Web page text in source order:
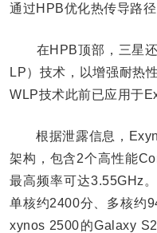
通过HPB优化热传导路
在HPB顶部，三星还
LP）技术，以增强耐热
WLP技术此前已应用于
根据泄露信息，
架构，包含2个高性能
最高频率可达3.55GHz
单核约2400分、多核约
xynos 2500的Galaxy